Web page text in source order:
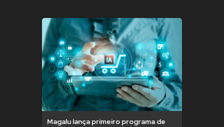
Magalu lança primeiro programa de